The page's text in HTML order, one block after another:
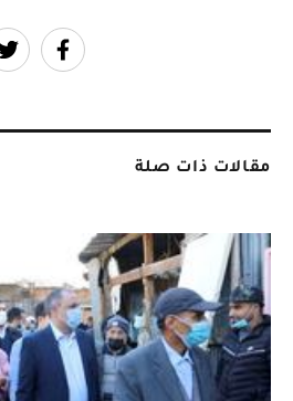
مقالات ذات صلة